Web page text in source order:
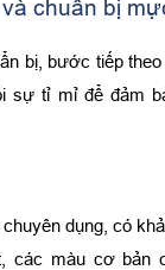
chuẩn bị
bị, bước tiếp
sự tỉ mỉ để đảm
dụng, có
các màu cơ bản